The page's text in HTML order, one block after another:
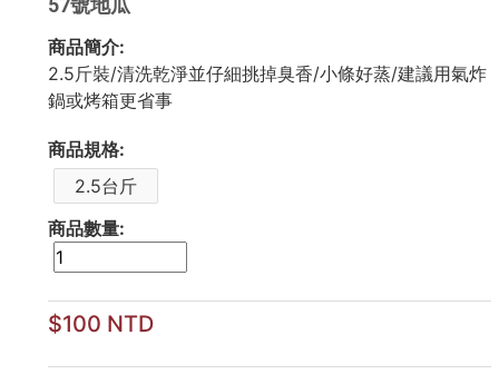
57號地瓜
商品簡介:
2.5斤裝/清洗乾淨並仔細挑掉臭香/小條好蒸/建議用氣炸
鍋或烤箱更省事
商品規格:
2.5台斤
商品數量:
$100 NTD